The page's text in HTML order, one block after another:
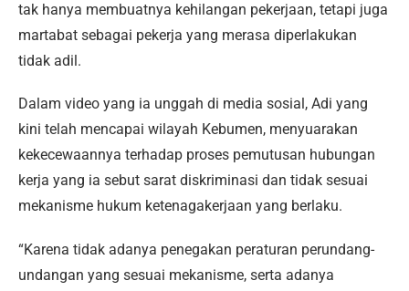
tak hanya membuatnya kehilangan pekerjaan, tetapi juga
martabat sebagai pekerja yang merasa diperlakukan
tidak adil.
Dalam video yang ia unggah di media sosial, Adi yang
kini telah mencapai wilayah Kebumen, menyuarakan
kekecewaannya terhadap proses pemutusan hubungan
kerja yang ia sebut sarat diskriminasi dan tidak sesuai
mekanisme hukum ketenagakerjaan yang berlaku.
“Karena tidak adanya penegakan peraturan perundang-
undangan yang sesuai mekanisme, serta adanya